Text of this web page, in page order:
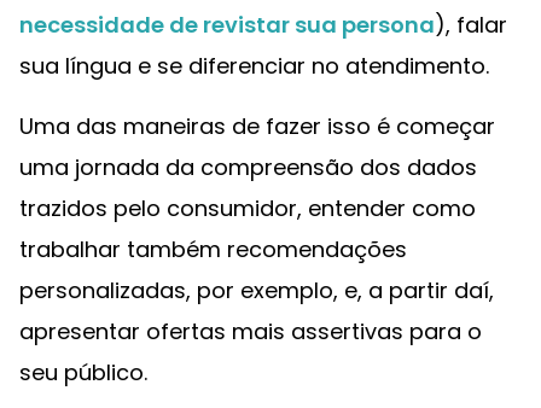
necessidade de revistar sua persona), falar
sua língua e se diferenciar no atendimento.
Uma das maneiras de fazer isso é começar
uma jornada da compreensão dos dados
trazidos pelo consumidor, entender como
trabalhar também recomendações
personalizadas, por exemplo, e, a partir daí,
apresentar ofertas mais assertivas para o
seu público.